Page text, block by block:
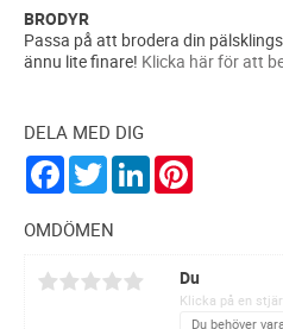
BRODYR
Passa på att brodera din
ännu lite finare! Klicka här för att
DELA MED DIG
F
e
b
o
k
T
w
t
t
r
L
e
s
t
OMDÖMEN
Du
Klicka på en